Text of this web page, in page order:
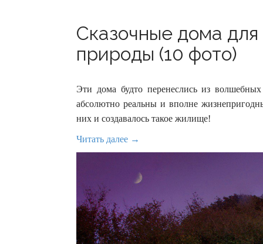
Сказочные дома
природы (10 фото)
Эти дома будто перенеслись из
абсолютно реальны и вполне
них и создавалось такое жилище!
Читать далее →